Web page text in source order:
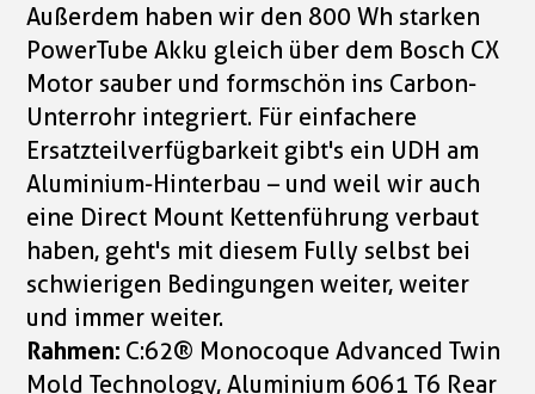
Außerdem haben wir den 800 Wh starken
PowerTube Akku gleich über dem Bosch CX
Motor sauber und formschön ins Carbon-
Unterrohr integriert. Für einfachere
Ersatzteilverfügbarkeit gibt's ein UDH am
Aluminium-Hinterbau – und weil wir auch
eine Direct Mount Kettenführung verbaut
haben, geht's mit diesem Fully selbst bei
schwierigen Bedingungen weiter, weiter
und immer weiter.
Rahmen: C:62® Monocoque Advanced Twin
Mold Technology, Aluminium 6061 T6 Rear